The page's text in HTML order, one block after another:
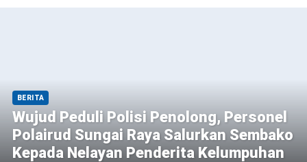
BERITA
Wujud Peduli Polisi Penolong, Personel
Polairud Sungai Raya Salurkan Sembako
Kepada Nelayan Penderita Kelumpuhan